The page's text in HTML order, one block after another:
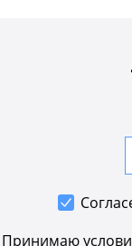
Принимаю